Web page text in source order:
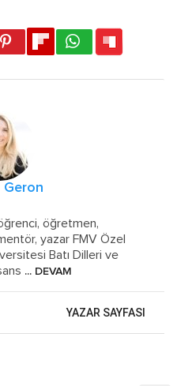
Geron
öğretmen,
yazar FMV Özel
Batı Dilleri ve
... DEVAM
YAZAR SAYFASI